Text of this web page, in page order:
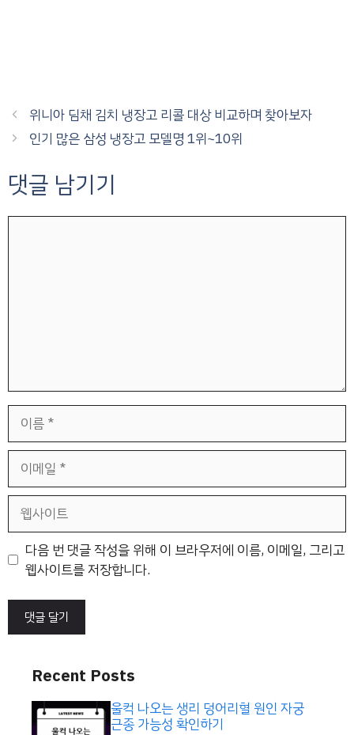
위니아 딤채 김치 냉장고 리콜 대상 비교하며 찾아보자
인기 많은 삼성 냉장고 모델명 1위~10위
댓글 남기기
일
트
다음 번 댓글 작성을 위해 이 브라우저에 이름, 이메일, 그리고
웹사이트를 저장합니다.
Recent Posts
울컥 나오는 생리 덩어리혈 원인 자궁
근종 가능성 확인하기